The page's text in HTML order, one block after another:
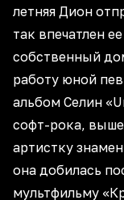
летняя Дион
так впечатлен
собственный
работу юной
альбом Селин
софт-рока,
артистку
она добилась
мультфильму